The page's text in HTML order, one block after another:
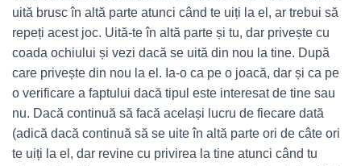
uită brusc în altă parte atunci când te uiți la el, ar trebui să
repeți acest joc. Uită-te în altă parte și tu, dar privește cu
coada ochiului și vezi dacă se uită din nou la tine. După
care privește din nou la el. Ia-o ca pe o joacă, dar și ca pe
o verificare a faptului dacă tipul este interesat de tine sau
nu. Dacă continuă să facă același lucru de fiecare dată
(adică dacă continuă să se uite în altă parte ori de câte ori
te uiți la el, dar revine cu privirea la tine atunci când tu